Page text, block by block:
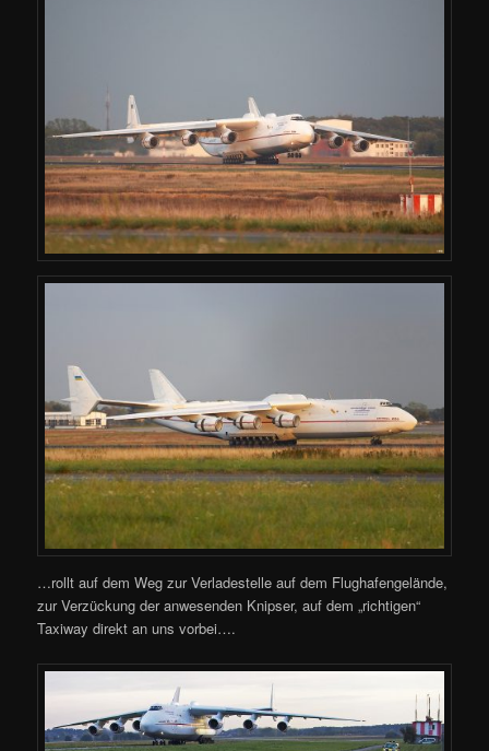
…rollt auf dem Weg zur Verladestelle auf dem Flughafengelände,
zur Verzückung der anwesenden Knipser, auf dem „richtigen“
Taxiway direkt an uns vorbei….